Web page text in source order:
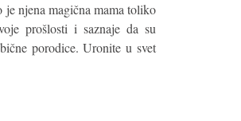
njena magična mama toliko
prošlosti i saznaje da su
porodice. Uronite u svet